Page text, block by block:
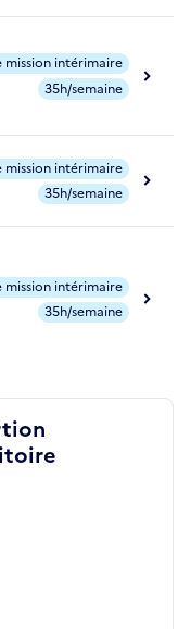
intérimaire
35h/semaine
intérimaire
35h/semaine
intérimaire
35h/semaine